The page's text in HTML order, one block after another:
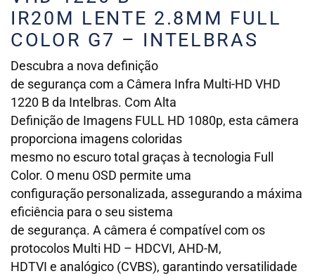
IR20M LENTE 2.8MM FULL
COLOR G7 – INTELBRAS
Descubra a nova definição
de segurança com a Câmera Infra Multi-HD VHD
1220 B da Intelbras. Com Alta
Definição de Imagens FULL HD 1080p, esta câmera
proporciona imagens coloridas
mesmo no escuro total graças à tecnologia Full
Color. O menu OSD permite uma
configuração personalizada, assegurando a máxima
eficiência para o seu sistema
de segurança. A câmera é compatível com os
protocolos Multi HD – HDCVI, AHD-M,
HDTVI e analógico (CVBS), garantindo versatilidade